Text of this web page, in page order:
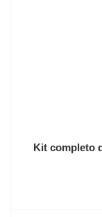
Kit completo